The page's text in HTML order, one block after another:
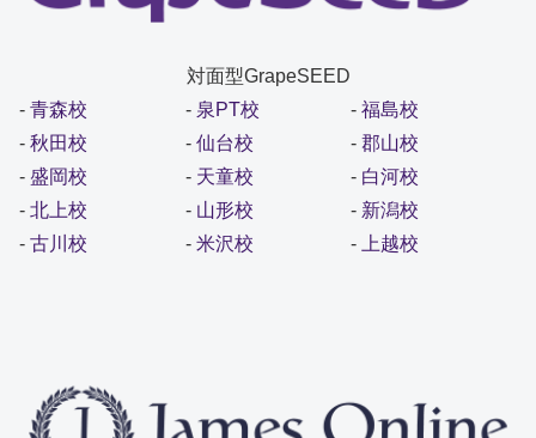
対面型GrapeSEED
- 青森校
- 秋田校
- 盛岡校
- 北上校
- 古川校
- 泉PT校
- 仙台校
- 天童校
- 山形校
- 米沢校
-福島校
-郡山校
- 白河校
- 新潟校
-
上越校